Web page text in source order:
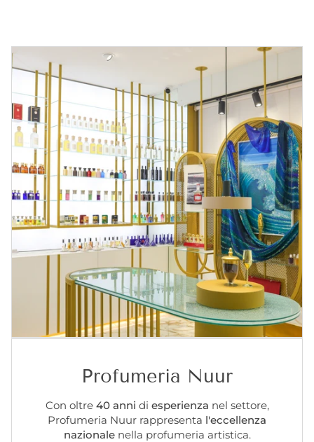
Profumeria Nuur
Con oltre 40 anni di esperienza nel settore,
Profumeria Nuur rappresenta l'eccellenza
nazionale nella profumeria artistica.